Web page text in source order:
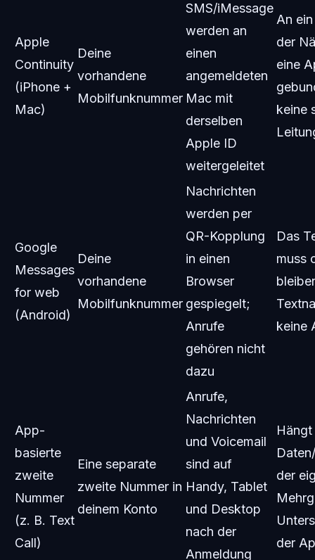
Apple
Continuity
(iPhone +
Mac)
Deine
vorhandene
Mobilfunknummer
SMS/iMessage
werden an
einen
angemeldeten
Mac mit
derselben
Apple ID
weitergeleitet
An
der
eine
keine
Google
Messages
for web
(Android)
Deine
vorhandene
Mobilfunknummer
Nachrichten
werden per
QR-Kopplung
in einen
Browser
gespiegelt;
Anrufe
gehören nicht
dazu
Das
muss
keine
App-
basierte
zweite
Nummer
(z. B. Text
Call)
Eine separate
zweite Nummer in
deinem Konto
Anrufe,
Nachrichten
und Voicemail
sind auf
Handy, Tablet
und Desktop
nach der
Anmeldung
der
der